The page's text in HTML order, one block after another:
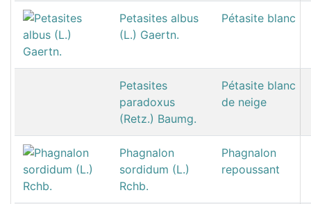
Petasites albus
(L.) Gaertn.
Pétasite blanc
Petasites
paradoxus
(Retz.) Baumg.
Pétasite blanc
de neige
Phagnalon
sordidum (L.)
Rchb.
Phagnalon
repoussant